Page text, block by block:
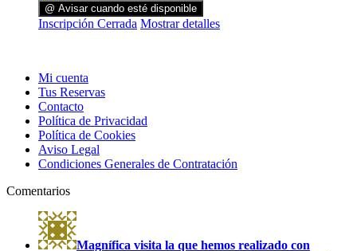
@ Avisar cuando esté disponible
Inscripción Cerrada Mostrar detalles
Mi cuenta
Tus Reservas
Contacto
Política de Privacidad
Política de Cookies
Aviso Legal
Condiciones Generales de Contratación
Comentarios
Magnífica visita la que hemos realizado con